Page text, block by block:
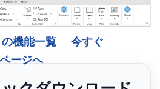
機能一覧
今すぐ
ージへ